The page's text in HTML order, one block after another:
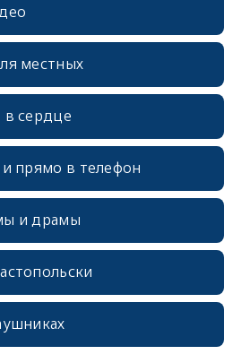
местных
в сердце
прямо в телефон
и драмы
erid: 2SDnjcrDNw6